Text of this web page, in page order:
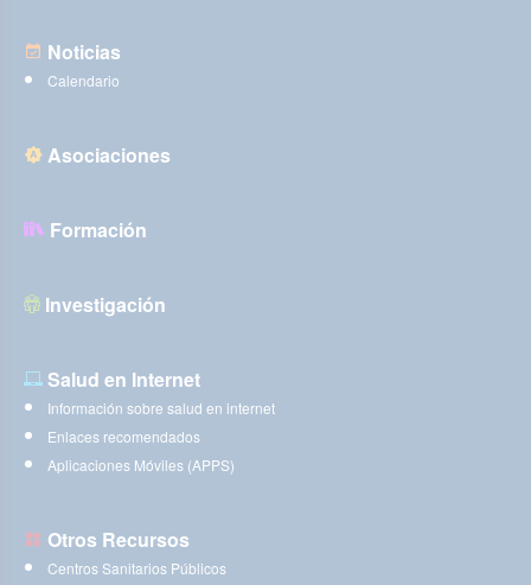
Noticias
Calendario
Asociaciones
Formación
Investigación
Salud en Internet
Información sobre salud en internet
Enlaces recomendados
Aplicaciones Móviles (APPS)
Otros Recursos
Centros Sanitarios Públicos